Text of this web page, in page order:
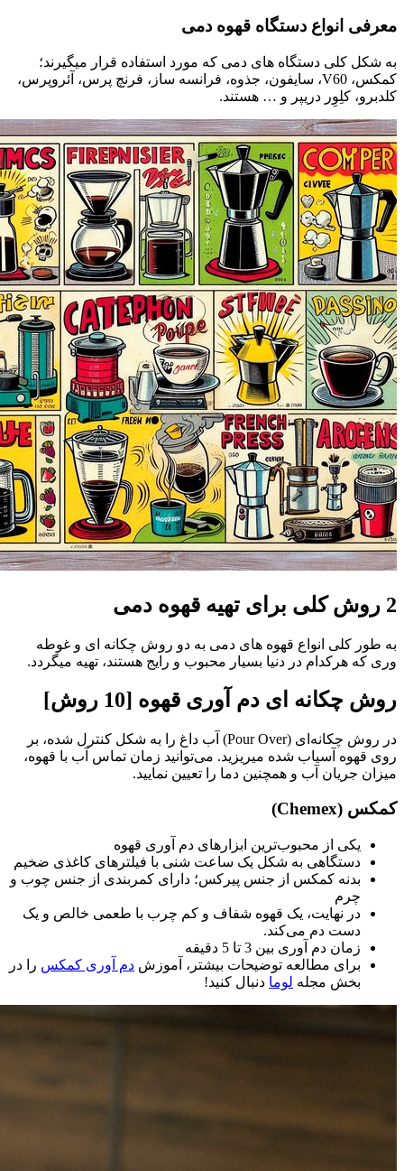
معرفی انواع دستگاه قهوه دمی
به شکل کلی دستگاه های دمی که مورد استفاده قرار میگیرند؛
کمکس، V60، سایفون، جذوه، فرانسه ساز، فرنچ پرس، آئروپرس،
کلدبرو، کلِوِر دریپر و … هستند.
2 روش کلی برای تهیه قهوه دمی
به طور کلی انواع قهوه های دمی به دو روش چکانه ای و غوطه
وری که هرکدام در دنیا بسیار محبوب و رایج هستند، تهیه میگردد.
روش چکانه ای دم آوری قهوه [10 روش]
در روش چکانه‌ای (Pour Over) آب داغ را به شکل کنترل شده، بر
روی قهوه آسیاب شده میریزید. می‌توانید زمان تماس آب با قهوه،
میزان جریان آب و همچنین دما را تعیین نمایید.
کمکس (Chemex)
یکی از محبوب‌ترین ابزارهای دم آوری قهوه
دستگاهی به شکل یک ساعت شنی با فیلترهای کاغذی ضخیم
بدنه کمکس از جنس پیرکس؛ دارای کمربندی از جنس چوب و
چرم
در نهایت، یک قهوه شفاف و کم چرب با طعمی خالص و یک
دست دم می‌کند.
زمان دم آوری بین 3 تا 5 دقیقه
برای مطالعه توضیحات بیشتر، آموزش دم آوری کمکس را در
بخش مجله لوما دنبال کنید!